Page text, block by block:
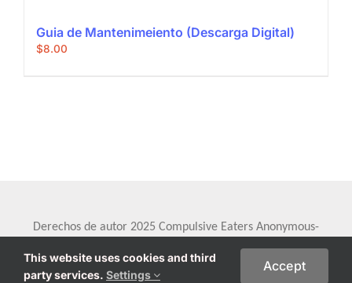
Guia de Mantenimeiento (Descarga Digital)
$8.00
Derechos de autor 2025 Compulsive Eaters Anonymous-
This website uses cookies and third
party services. Settings
Accept